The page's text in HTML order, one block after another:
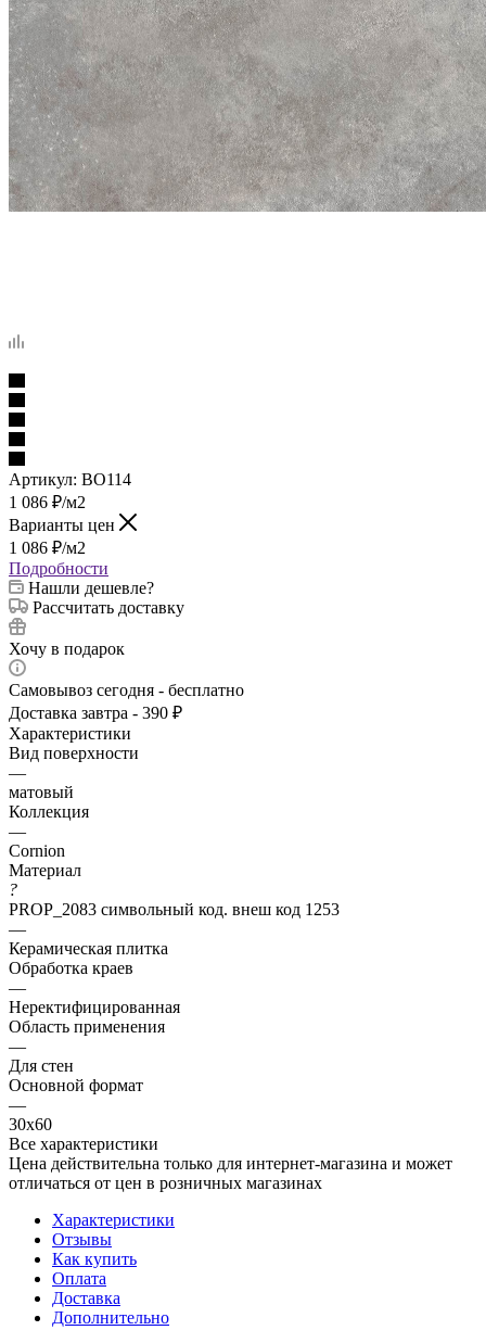
Артикул: BO114
1 086 ₽/м2
Варианты цен
1 086 ₽/м2
Подробности
Нашли дешевле?
Рассчитать доставку
Хочу в подарок
Самовывоз сегодня - бесплатно
Доставка завтра - 390 ₽
Характеристики
Вид поверхности
—
матовый
Коллекция
—
Cornion
Материал
?
PROP_2083 символьный код. внеш код 1253
—
Керамическая плитка
Обработка краев
—
Неректифицированная
Область применения
—
Для стен
Основной формат
—
30х60
Все характеристики
Цена действительна только для интернет-магазина и может
отличаться от цен в розничных магазинах
Характеристики
Отзывы
Как купить
Оплата
Доставка
Дополнительно